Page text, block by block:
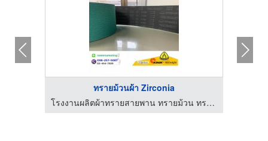
ทรายม้วนผ้า Zirconia
โรงงานผลิตผ้าทรายสายพาน ทรายม้วน ทรายกลม